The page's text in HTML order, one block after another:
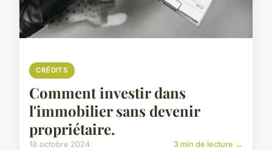
CRÉDITS
Comment investir dans
l'immobilier sans devenir
propriétaire.
18 octobre 2024 3 min de lecture →